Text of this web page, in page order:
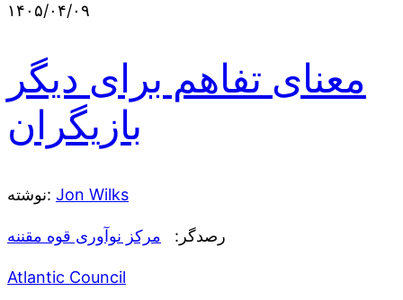
۱۴۰۵/۰۴/۰۹
معنای تفاهم برای دیگر
بازیگران
نوشته: Jon Wilks
رصدگر: مرکز نوآوری قوه مقننه
Atlantic Council